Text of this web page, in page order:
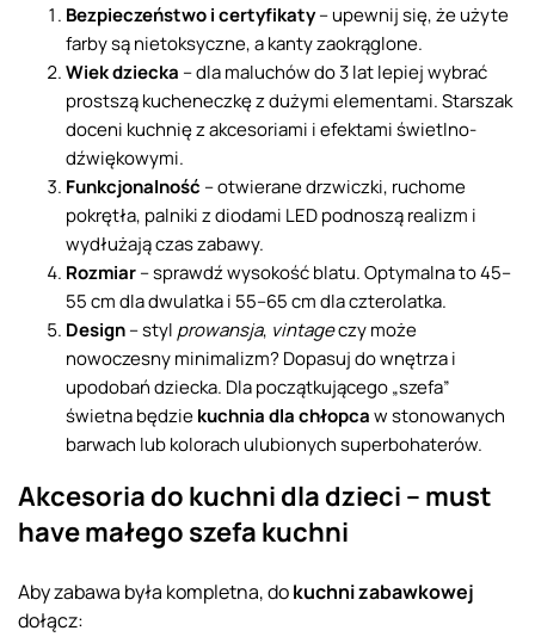
Bezpieczeństwo i certyfikaty– upewnij się, że użyte
farby są nietoksyczne, a kanty zaokrąglone.
Wiek dziecka – dla maluchów do 3 lat lepiej wybrać
prostszą kucheneczkę z dużymi elementami. Starszak
doceni kuchnię z akcesoriami i efektami świetlno-
dźwiękowymi.
Funkcjonalność – otwierane drzwiczki, ruchome
pokrętła, palniki z diodami LED podnoszą realizm i
wydłużają czas zabawy.
Rozmiar– sprawdź wysokość blatu. Optymalna to 45–
55 cm dla dwulatka i 55–65 cm dla czterolatka.
Design– styl prowansja, vintageczy może
nowoczesny minimalizm? Dopasuj do wnętrza i
upodobań dziecka. Dla początkującego „szefa”
świetna będziekuchnia dla chłopcaw stonowanych
barwach lub kolorach ulubionych superbohaterów.
Akcesoria do kuchni dla dzieci – must
have małego szefa kuchni
Aby zabawa była kompletna, dokuchni zabawkowej
dołącz: